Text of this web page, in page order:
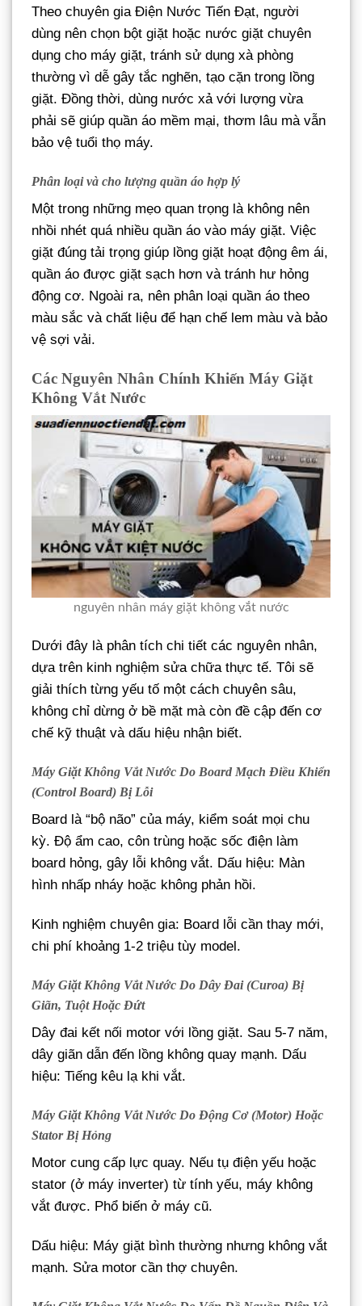
Theo chuyên gia Điện Nước Tiến Đạt, người
dùng nên chọn bột giặt hoặc nước giặt chuyên
dụng cho máy giặt, tránh sử dụng xà phòng
thường vì dễ gây tắc nghẽn, tạo cặn trong lồng
giặt. Đồng thời, dùng nước xả với lượng vừa
phải sẽ giúp quần áo mềm mại, thơm lâu mà vẫn
bảo vệ tuổi thọ máy.
Phân loại và cho lượng quần áo hợp lý
Một trong những mẹo quan trọng là không nên
nhồi nhét quá nhiều quần áo vào máy giặt. Việc
giặt đúng tải trọng giúp lồng giặt hoạt động êm ái,
quần áo được giặt sạch hơn và tránh hư hỏng
động cơ. Ngoài ra, nên phân loại quần áo theo
màu sắc và chất liệu để hạn chế lem màu và bảo
vệ sợi vải.
Các Nguyên Nhân Chính Khiến Máy Giặt
Không Vắt Nước
nguyên nhân máy giặt không vắt nước
Dưới đây là phân tích chi tiết các nguyên nhân,
dựa trên kinh nghiệm sửa chữa thực tế. Tôi sẽ
giải thích từng yếu tố một cách chuyên sâu,
không chỉ dừng ở bề mặt mà còn đề cập đến cơ
chế kỹ thuật và dấu hiệu nhận biết.
Máy Giặt Không Vắt Nước Do Board Mạch Điều Khiển
(Control Board) Bị Lỗi
Board là “bộ não” của máy, kiểm soát mọi chu
kỳ. Độ ẩm cao, côn trùng hoặc sốc điện làm
board hỏng, gây lỗi không vắt. Dấu hiệu: Màn
hình nhấp nháy hoặc không phản hồi.
Kinh nghiệm chuyên gia: Board lỗi cần thay mới,
chi phí khoảng 1-2 triệu tùy model.
Máy Giặt Không Vắt Nước Do Dây Đai (Curoa) Bị
Giãn, Tuột Hoặc Đứt
Dây đai kết nối motor với lồng giặt. Sau 5-7 năm,
dây giãn dẫn đến lồng không quay mạnh. Dấu
hiệu: Tiếng kêu lạ khi vắt.
Máy Giặt Không Vắt Nước Do Động Cơ (Motor) Hoặc
Stator Bị Hỏng
Motor cung cấp lực quay. Nếu tụ điện yếu hoặc
stator (ở máy inverter) từ tính yếu, máy không
vắt được. Phổ biến ở máy cũ.
Dấu hiệu: Máy giặt bình thường nhưng không vắt
mạnh. Sửa motor cần thợ chuyên.